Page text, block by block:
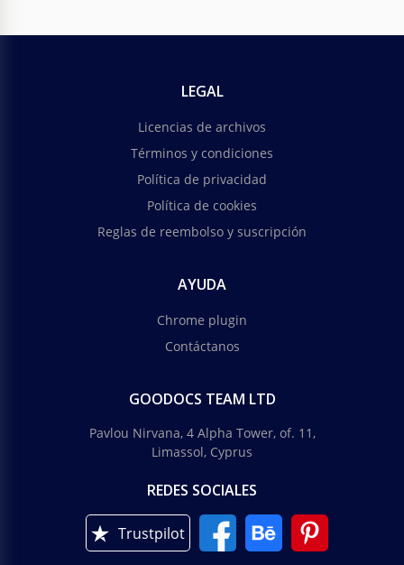
LEGAL
Licencias de archivos
Términos y condiciones
Política de privacidad
Política de cookies
Reglas de reembolso y suscripción
AYUDA
Chrome plugin
Contáctanos
GOODOCS TEAM LTD
Pavlou Nirvana, 4 Alpha Tower, of. 11,
Limassol, Cyprus
REDES SOCIALES
Trustpilot